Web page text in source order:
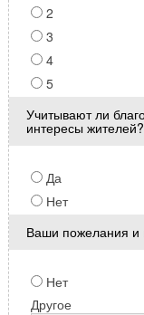
2
3
4
5
Учитывают ли
интересы жителей?
Да
Нет
Ваши пожелания и
Нет
Другое